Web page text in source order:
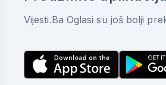
Vijesti.Ba Oglasi su još bolji